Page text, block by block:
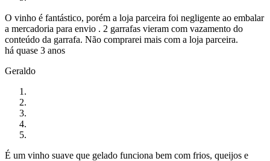
O vinho é fantástico, porém a loja parceira foi negligente ao embalar
a mercadoria para envio . 2 garrafas vieram com vazamento do
conteúdo da garrafa. Não comprarei mais com a loja parceira.
há quase 3 anos
Geraldo
É um vinho suave que gelado funciona bem com frios, queijos e